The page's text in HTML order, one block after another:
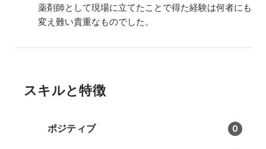
薬剤師として現場に立てたことで得た経験は何者にも
変え難い貴重なものでした。
スキルと特徴
ポジティブ 0